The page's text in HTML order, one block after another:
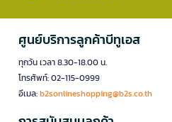
ศูนย์บริการลูกค้าบีทูเอส
ทุกวัน เวลา 8.30-18.00 น.
โทรศัพท์: 02-115-0999
อีเมล:b2sonlineshopping@b2s.co.th